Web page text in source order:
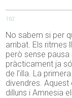
162
No sabem si per
arribat. Els ritmes
però sense pausa
pràcticament ja
de l’illa. La
divendres. Aquest
dilluns i Amnesia